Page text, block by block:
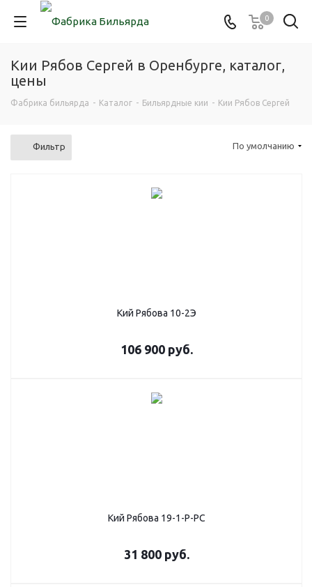
0
Кии Рябов Сергей в Оренбурге, каталог,
цены
Фабрика бильярда - Каталог - Бильярдные кии - Кии Рябов Сергей
Фильтр По умолчанию
Кий Рябова 10-2Э
106 900 руб.
Кий Рябова 19-1-Р-РC
31 800 руб.